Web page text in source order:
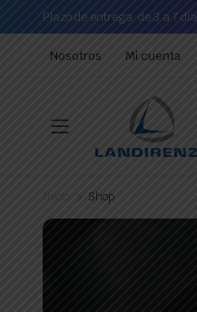
Plazo de entrega: de 3 a 7
Nosotros Mi cuenta
Inicio Shop